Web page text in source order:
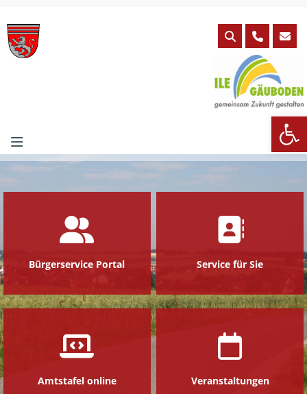
Skip
Bürgerservice Portal Service für Sie
Amtstafel online Veranstaltungen